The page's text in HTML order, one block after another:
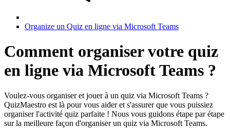
Organize un Quiz en ligne via Microsoft Teams
Comment organiser votre quiz
en ligne via Microsoft Teams ?
Voulez-vous organiser et jouer à un quiz via Microsoft Teams ?
QuizMaestro est là pour vous aider et s'assurer que vous puissiez
organiser l'activité quiz parfaite ! Nous vous guidons étape par étape
sur la meilleure façon d'organiser un quiz via Microsoft Teams.